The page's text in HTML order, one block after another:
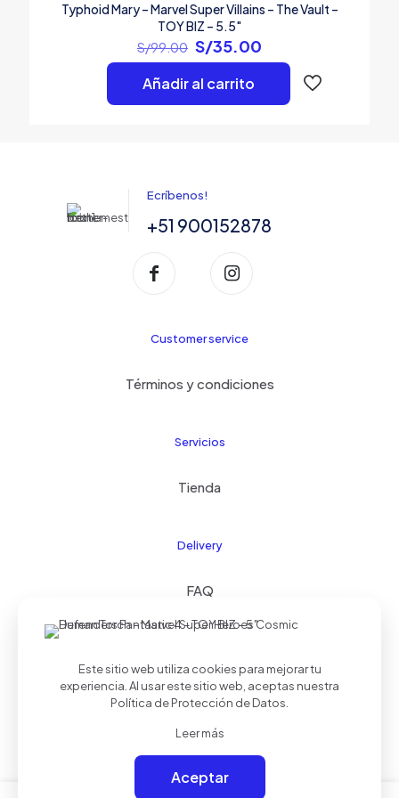
Typhoid Mary – Marvel Super Villains – The Vault –
TOY BIZ – 5.5″
S/99.00 El
precio
original
era:
S/99.00.
S/35.00
precio
actual
S/35.00.
Añadir al carrito
Ecríbenos!
+51 900152878
Customer service
Términos y condiciones
Servicios
Tienda
Delivery
FAQ
© 2024 Kids21| Todos los derechos reservados |
Realizado porPalmera Studios
Este sitio web utiliza cookies para mejorar tu
experiencia. Al usar este sitio web, aceptas nuestra
Política de Protección de Datos
Leer más
Aceptar